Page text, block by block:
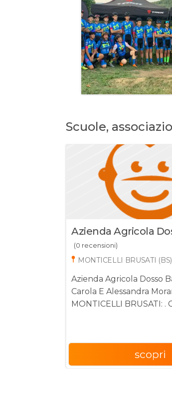
Scuole,
Azienda Agricola
Di Carola E
(0 recensioni)
MONTICELLI BRUSATI
Azienda Agricola Dosso
Carola E Alessandra
scopri